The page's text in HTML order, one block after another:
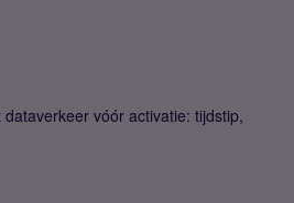
vóór activatie: tijdstip,